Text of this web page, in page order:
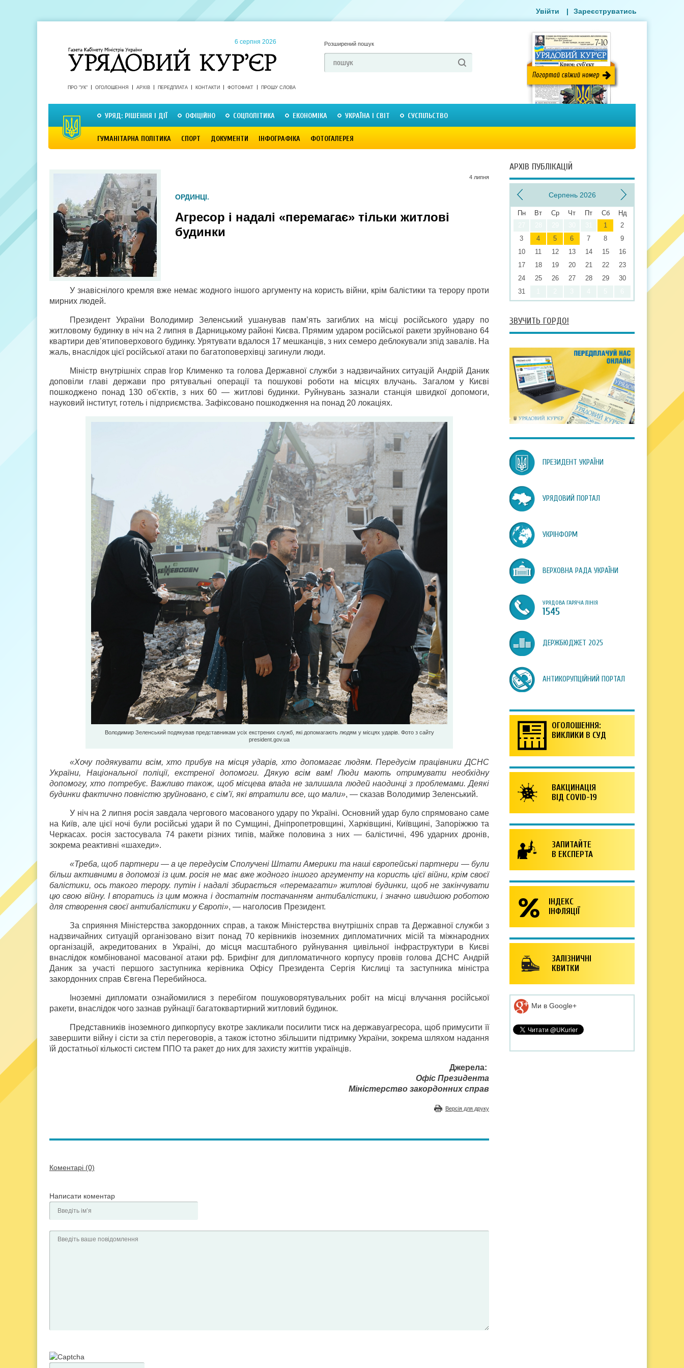
6 серпня 2026 Розширений пошук
ПРО "УК" ОГОЛОШЕННЯ АРХІВ ПЕРЕДПЛАТА КОНТАКТИ ФОТОФАКТ ПРОШУ СЛОВА
УРЯД: РІШЕННЯ І ДІЇ ОФІЦІЙНО СОЦПОЛІТИКА ЕКОНОМІКА УКРАЇНА І СВІТ СУСПІЛЬСТВО
ГУМАНІТАРНА ПОЛІТИКА СПОРТ ДОКУМЕНТИ ІНФОГРАФІКА ФОТОГАЛЕРЕЯ
Увійти | Зареєструватись
4 липня
ОРДИНЦІ.
Агресор і надалі «перемагає» тільки житлові
будинки
У знавіснілого кремля вже немає жодного іншого аргументу на користь війни, крім балістики та терору проти
мирних людей.
Президент України Володимир Зеленський ушанував пам’ять загиблих на місці російського удару по
житловому будинку в ніч на 2 липня в Дарницькому районі Києва. Прямим ударом російської ракети зруйновано 64
квартири дев’ятиповерхового будинку. Урятувати вдалося 17 мешканців, з них семеро деблокували з­під завалів. На
жаль, внаслідок цієї російської атаки по багатоповерхівці загинули люди.
Міністр внутрішніх справ Ігор Клименко та голова Державної служби з надзвичайних ситуацій Андрій Даник
доповіли главі держави про рятувальні операції та пошукові роботи на місцях влучань. Загалом у Києві
пошкоджено понад 130 об’єктів, з них 60 — житлові будинки. Руйнувань зазнали станція швидкої допомоги,
науковий інститут, готель і підприємства. Зафіксовано пошкодження на понад 20 локаціях.
Володимир Зеленський подякував представникам усіх екстрених служб, які допомагають людям у місцях ударів. Фото з сайту
president.gov.ua
«Хочу подякувати всім, хто прибув на місця ударів, хто допомагає людям. Передусім працівники ДСНС
України, Національної поліції, екстреної допомоги. Дякую всім вам! Люди мають отримувати необхідну
допомогу, хто потребує. Важливо також, щоб місцева влада не залишала людей наодинці з проблемами. Деякі
будинки фактично повністю зруйновано, є сім’ї, які втратили все, що мали», — сказав Володимир Зеленський.
У ніч на 2 липня росія завдала чергового масованого удару по Україні. Основний удар було спрямовано саме
на Київ, але цієї ночі були російські удари й по Сумщині, Дніпропетровщині, Харківщині, Київщині, Запоріжжю та
Черкасах. росія застосувала 74 ракети різних типів, майже половина з них — балістичні, 496 ударних дронів,
зокрема реактивні «шахеди».
«Треба, щоб партнери — а це передусім Сполучені Штати Америки та наші європейські партнери — були
більш активними в допомозі із цим. росія не має вже жодного іншого аргументу на користь цієї війни, крім своєї
балістики, ось такого терору. путін і надалі збирається «перемагати» житлові будинки, щоб не закінчувати
цю свою війну. І впоратись із цим можна і достатнім постачанням антибалістики, і значно швидшою роботою
для створення своєї антибалістики у Європі», — наголосив Президент.
За сприяння Міністерства закордонних справ, а також Міністерства внутрішніх справ та Державної служби з
надзвичайних ситуацій організовано візит понад 70 керівників іноземних дипломатичних місій та міжнародних
організацій, акредитованих в Україні, до місця масштабного руйнування цивільної інфраструктури в Києві
внаслідок комбінованої масованої атаки рф. Брифінг для дипломатичного корпусу провів голова ДСНС Андрій
Даник за участі першого заступника керівника Офісу Президента Сергія Кислиці та заступника міністра
закордонних справ Євгена Перебийноса.
Іноземні дипломати ознайомилися з перебігом пошуково­рятувальних робіт на місці влучання російської
ракети, внаслідок чого зазнав руйнації багатоквартирний житловий будинок.
Представників іноземного дипкорпусу вкотре закликали посилити тиск на державу­агресора, щоб примусити її
завершити війну і сісти за стіл переговорів, а також істотно збільшити підтримку України, зокрема шляхом надання
їй достатньої кількості систем ППО та ракет до них для захисту життів українців.
Джерела:
Офіс Президента
Міністерство закордонних справ
Версія для друку
Коментарі (0)
Написати коментар
АРХІВ ПУБЛІКАЦІЙ
Серпень 2026
Пн Вт Ср Чт Пт Сб
Нд
1
2
3
4 5 6 7 8
9
10
11 12 13 14 15
16
17
18 19 20 21 22
23
24
25 26 27 28 29
30
31
ЗВУЧИТЬ ГОРДО!
ПРЕЗИДЕНТ УКРАЇНИ
УРЯДОВИЙ ПОРТАЛ
УКРІНФОРМ
ВЕРХОВНА РАДА УКРАЇНИ
УРЯДОВА ГАРЯЧА ЛІНІЯ
1545
ДЕРЖБЮДЖЕТ 2025
АНТИКОРУПЦІЙНИЙ ПОРТАЛ
ОГОЛОШЕННЯ:
ВИКЛИКИ В СУД
ВАКЦИНАЦІЯ
ВІД COVID-19
ЗАПИТАЙТЕ
В ЕКСПЕРТА
ІНДЕКС
ІНФЛЯЦІЇ
ЗАЛІЗНИЧНІ
КВИТКИ
Ми в Google+